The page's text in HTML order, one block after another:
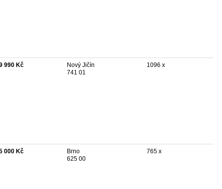
990 Kč
Nový Jičín
741 01
1096 x
000 Kč
Brno
625 00
765 x